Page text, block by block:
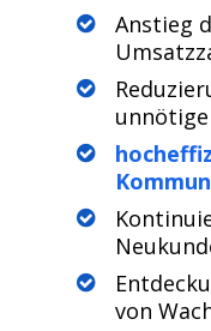
Anstieg
von